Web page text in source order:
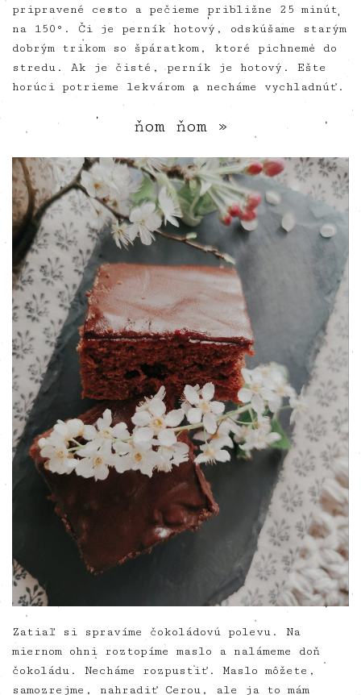
pripravené cesto a pečieme približne 25 minút
na 150°. Či je perník hotový, odskúšame starým
dobrým trikom so špáratkom, ktoré pichneme do
stredu. Ak je čisté, perník je hotový. Ešte
horúci potrieme lekvárom a necháme vychladnúť.
ňom ňom »
Zatiaľ si spravíme čokoládovú polevu. Na
miernom ohni roztopíme maslo a nalámeme doň
čokoládu. Necháme rozpustiť. Maslo môžete,
samozrejme, nahradiť Cerou, ale ja to mám